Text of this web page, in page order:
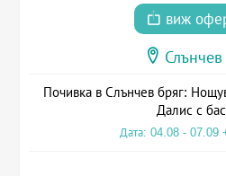
виж
Почивка в Слънчев бряг:
Далис с
Дата: 04.08 - 07.09